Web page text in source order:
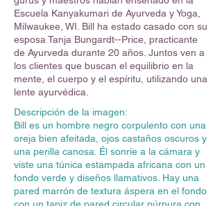
Escuela Kanyakumari de Ayurveda y Yoga,
Milwaukee, WI. Bill ha estado casado con su
esposa Tanja Bungardt--Price, practicante
de Ayurveda durante 20 años. Juntos ven a
los clientes que buscan el equilibrio en la
mente, el cuerpo y el espíritu, utilizando una
lente ayurvédica.
Descripción de la imagen:
Bill es un hombre negro corpulento con una
oreja bien afeitada, ojos castaños oscuros y
una perilla canosa. Él sonríe a la cámara y
viste una túnica estampada africana con un
fondo verde y diseños llamativos. Hay una
pared marrón de textura áspera en el fondo